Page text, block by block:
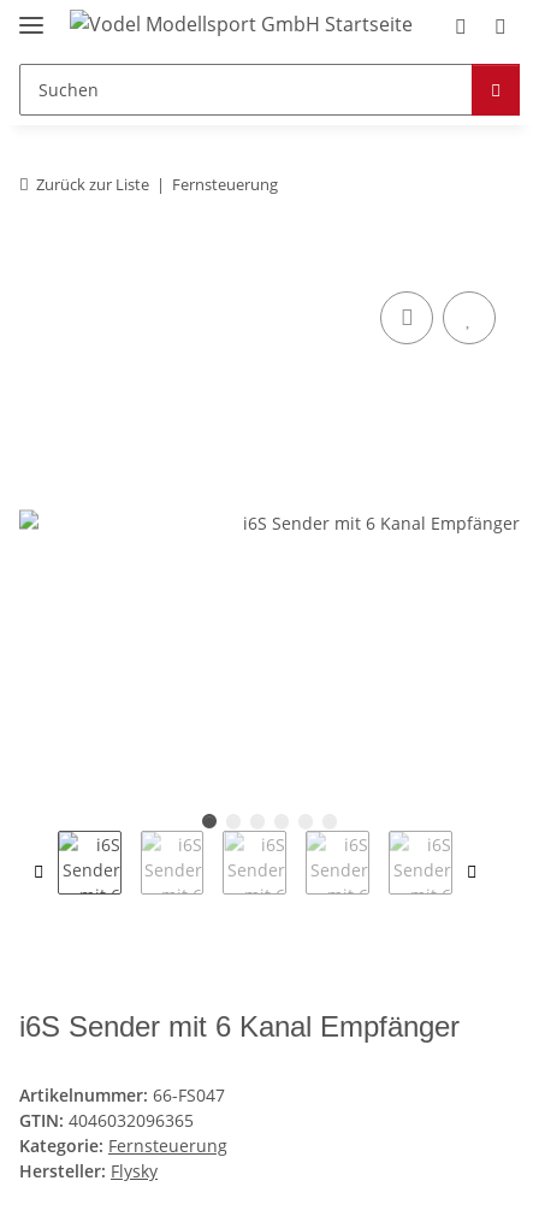
Zurück zur Liste Fernsteuerung
i6S Sender mit 6 Kanal Empfänger
Artikelnummer: 66-FS047
GTIN: 4046032096365
Kategorie: Fernsteuerung
Hersteller: Flysky